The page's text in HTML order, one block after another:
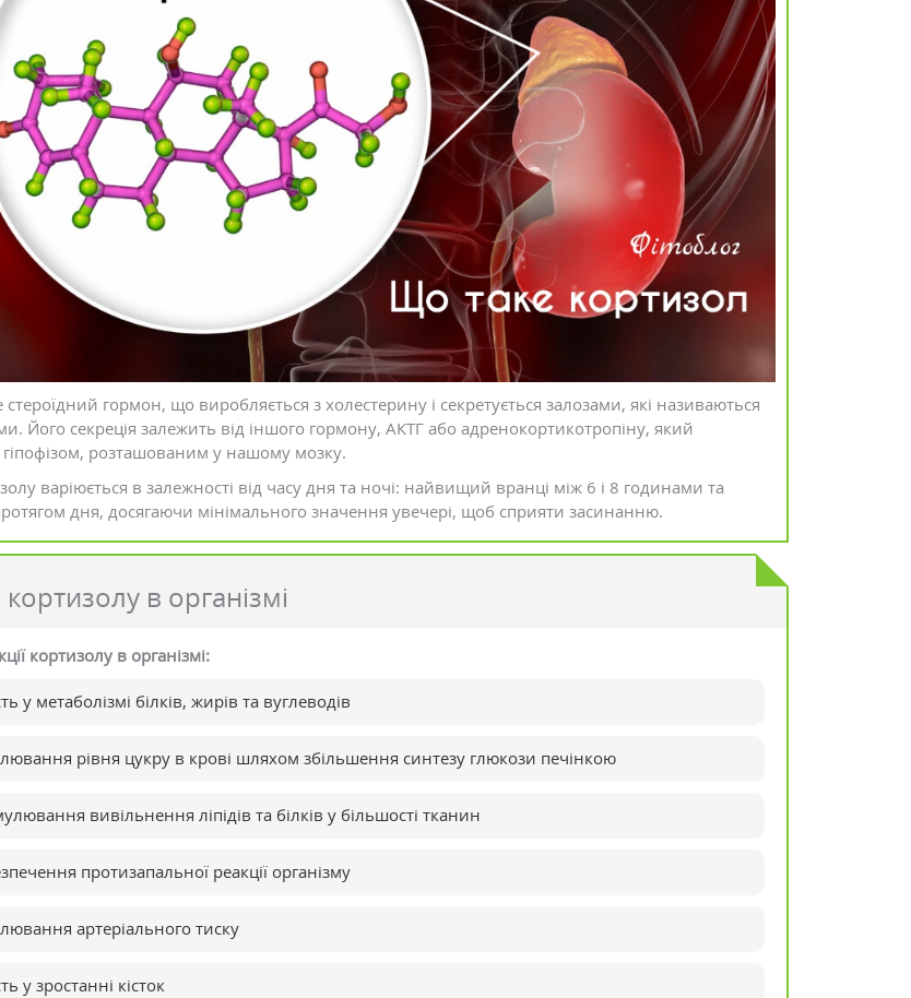
для очистки організму
Коментарів: 0
гормон, що виробляється з холестерину і секретується залозами, які називаються
Його секреція залежить від іншого гормону, АКТГ або адренокортикотропіну, який
гіпофізом, розташованим у нашому мозку.
варіюється в залежності від часу дня та ночі: найвищий вранці між 6 і 8 годинами та
дня, досягаючи мінімального значення увечері, щоб сприяти засинанню.
в організмі
кортизолу в організмі:
у метаболізмі білків, жирів та вуглеводів
рівня цукру в крові шляхом збільшення синтезу глюкози печінкою
вивільнення ліпідів та білків у більшості тканин
протизапальної реакції організму
артеріального тиску
у зростанні кісток